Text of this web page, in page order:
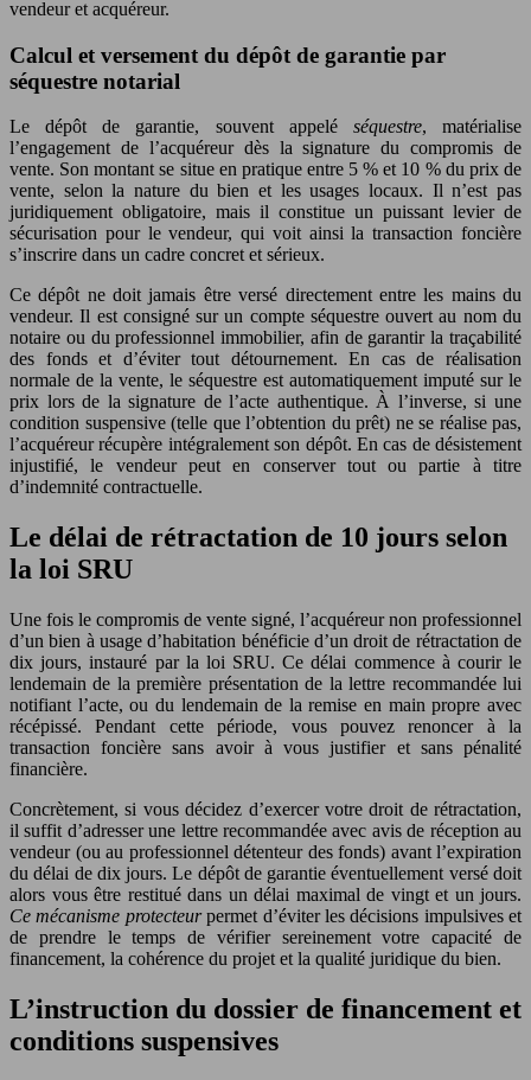
vendeur et acquéreur.
Calcul et versement du dépôt de garantie par
séquestre notarial
Le dépôt de garantie, souvent appelé séquestre, matérialise
l’engagement de l’acquéreur dès la signature du compromis de
vente. Son montant se situe en pratique entre 5 % et 10 % du prix de
vente, selon la nature du bien et les usages locaux. Il n’est pas
juridiquement obligatoire, mais il constitue un puissant levier de
sécurisation pour le vendeur, qui voit ainsi la transaction foncière
s’inscrire dans un cadre concret et sérieux.
Ce dépôt ne doit jamais être versé directement entre les mains du
vendeur. Il est consigné sur un compte séquestre ouvert au nom du
notaire ou du professionnel immobilier, afin de garantir la traçabilité
des fonds et d’éviter tout détournement. En cas de réalisation
normale de la vente, le séquestre est automatiquement imputé sur le
prix lors de la signature de l’acte authentique. À l’inverse, si une
condition suspensive (telle que l’obtention du prêt) ne se réalise pas,
l’acquéreur récupère intégralement son dépôt. En cas de désistement
injustifié, le vendeur peut en conserver tout ou partie à titre
d’indemnité contractuelle.
Le délai de rétractation de 10 jours selon
la loi SRU
Une fois le compromis de vente signé, l’acquéreur non professionnel
d’un bien à usage d’habitation bénéficie d’un droit de rétractation de
dix jours, instauré par la loi SRU. Ce délai commence à courir le
lendemain de la première présentation de la lettre recommandée lui
notifiant l’acte, ou du lendemain de la remise en main propre avec
récépissé. Pendant cette période, vous pouvez renoncer à la
transaction foncière sans avoir à vous justifier et sans pénalité
financière.
Concrètement, si vous décidez d’exercer votre droit de rétractation,
il suffit d’adresser une lettre recommandée avec avis de réception au
vendeur (ou au professionnel détenteur des fonds) avant l’expiration
du délai de dix jours. Le dépôt de garantie éventuellement versé doit
alors vous être restitué dans un délai maximal de vingt et un jours.
Ce mécanisme protecteurpermet d’éviter les décisions impulsives et
de prendre le temps de vérifier sereinement votre capacité de
financement, la cohérence du projet et la qualité juridique du bien.
L’instruction du dossier de financement et
conditions suspensives